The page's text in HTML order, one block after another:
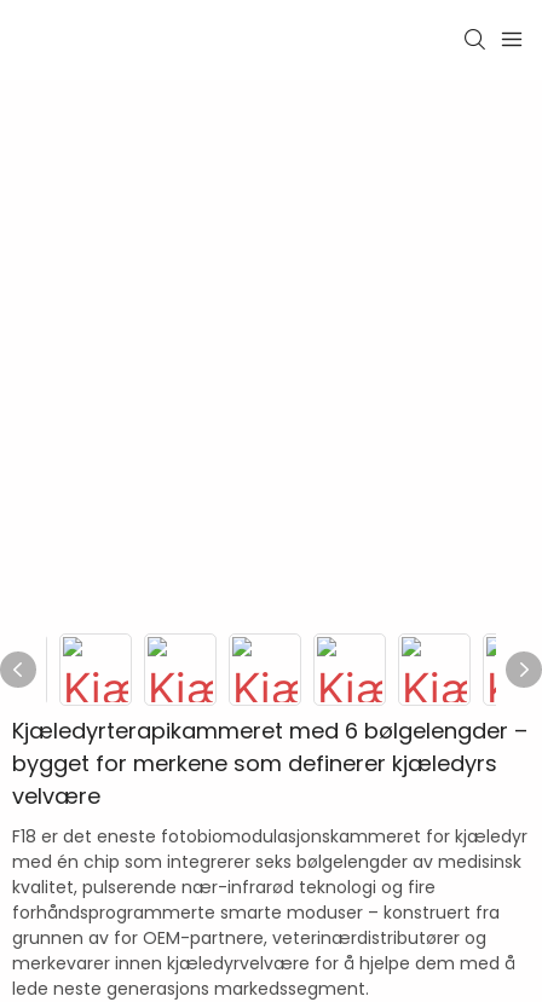
Kjæledyrterapikammeret med 6 bølgelengder –
bygget for merkene som definerer kjæledyrs
velvære
F18 er det eneste fotobiomodulasjonskammeret for kjæledyr
med én chip som integrerer seks bølgelengder av medisinsk
kvalitet, pulserende nær-infrarød teknologi og fire
forhåndsprogrammerte smarte moduser – konstruert fra
grunnen av for OEM-partnere, veterinærdistributører og
merkevarer innen kjæledyrvelvære for å hjelpe dem med å
lede neste generasjons markedssegment.